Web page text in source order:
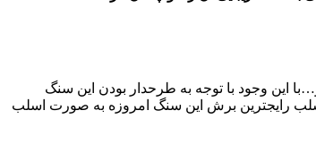
این وجود با توجه به طرحدار بودن این سنگ
رایجترین برش این سنگ امروزه به صورت اسلب